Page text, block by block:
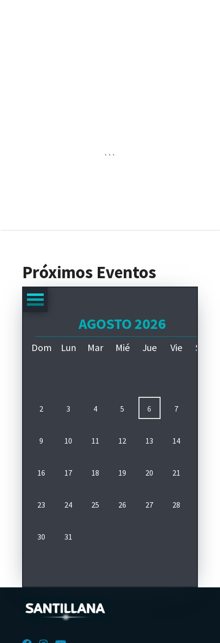
```
Próximos Eventos
AGOSTO 2026
Dom Lun Mar Mié Jue Vie Sáb
2 3 4 5 6 7
9 10 11 12 13 14
16 17 18 19 20 21
23 24 25 26 27 28
30 31